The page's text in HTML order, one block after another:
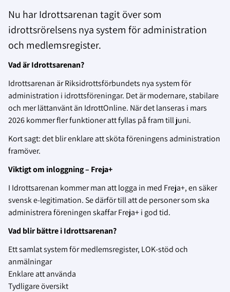
Nu har Idrottsarenan tagit över som
idrottsrörelsens nya system för administration
och medlemsregister.
Vad är Idrottsarenan?
Idrottsarenan är Riksidrottsförbundets nya system för
administration i idrottsföreningar. Det är modernare, stabilare
och mer lättanvänt än IdrottOnline. När det lanseras i mars
2026 kommer fler funktioner att fyllas på fram till juni.
Kort sagt: det blir enklare att sköta föreningens administration
framöver.
Viktigt om inloggning – Freja+
I Idrottsarenan kommer man att logga in med Freja+, en säker
svensk e-legitimation. Se därför till att de personer som ska
administrera föreningen skaffar Freja+ i god tid.
Vad blir bättre i Idrottsarenan?
Ett samlat system för medlemsregister, LOK-stöd och
anmälningar
Enklare att använda
Tydligare översikt